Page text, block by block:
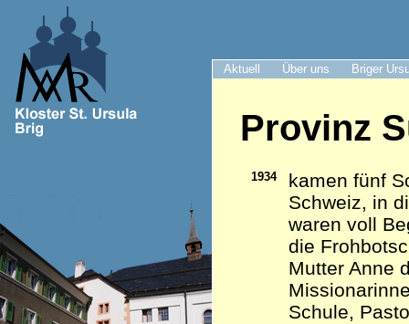
Aktuell Über uns Briger
Provinz
1934
kamen fünf
Schweiz, in
waren voll
die
Mutter Anne
Schule,